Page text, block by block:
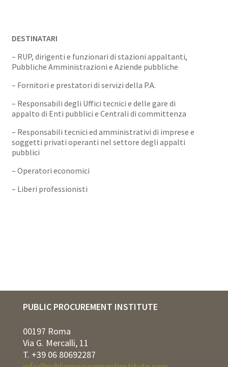
DESTINATARI
– RUP, dirigenti e funzionari di stazioni appaltanti,
Pubbliche Amministrazioni e Aziende pubbliche
– Fornitori e prestatori di servizi della P.A.
– Responsabili degli Uffici tecnici e delle gare di
appalto di Enti pubblici e Centrali di committenza
– Responsabili tecnici ed amministrativi di imprese e
soggetti privati operanti nel settore degli appalti
pubblici
– Operatori economici
– Liberi professionisti
PUBLIC PROCUREMENT INSTITUTE
00197 Roma
Via G. Mercalli, 11
T. +39 06 80692287